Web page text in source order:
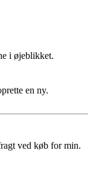
i øjeblikket.
en ny.
ved køb for min.